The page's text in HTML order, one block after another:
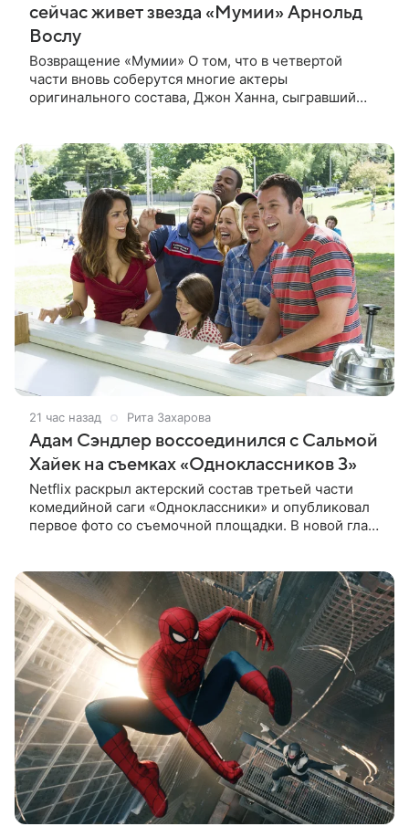
сейчас живет звезда «Мумии» Арнольд
Вослу
Возвращение «Мумии» О том, что в четвертой
части вновь соберутся многие актеры
оригинального состава, Джон Ханна, сыгравший
21 час назад Рита Захарова
Адам Сэндлер воссоединился с Сальмой
Хайек на съемках «Одноклассников 3»
Netflix раскрыл актерский состав третьей части
комедийной саги «Одноклассники» и опубликовал
первое фото со съемочной площадки. В новой главе